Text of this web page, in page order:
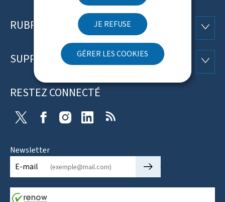
JE REFUSE
GÉRER LES COOKIES
Pied
page
RUBRIQUES
SUPPORT
RESTEZ CONNECTÉ
FacebookInstagramLinkedin
Newsletter
E-mail
🡒